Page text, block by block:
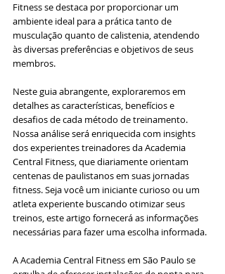
Fitness se destaca por proporcionar um
ambiente ideal para a prática tanto de
musculação quanto de calistenia, atendendo
às diversas preferências e objetivos de seus
membros.
Neste guia abrangente, exploraremos em
detalhes as características, benefícios e
desafios de cada método de treinamento.
Nossa análise será enriquecida com insights
dos experientes treinadores da Academia
Central Fitness, que diariamente orientam
centenas de paulistanos em suas jornadas
fitness. Seja você um iniciante curioso ou um
atleta experiente buscando otimizar seus
treinos, este artigo fornecerá as informações
necessárias para fazer uma escolha informada.
A Academia Central Fitness em São Paulo se